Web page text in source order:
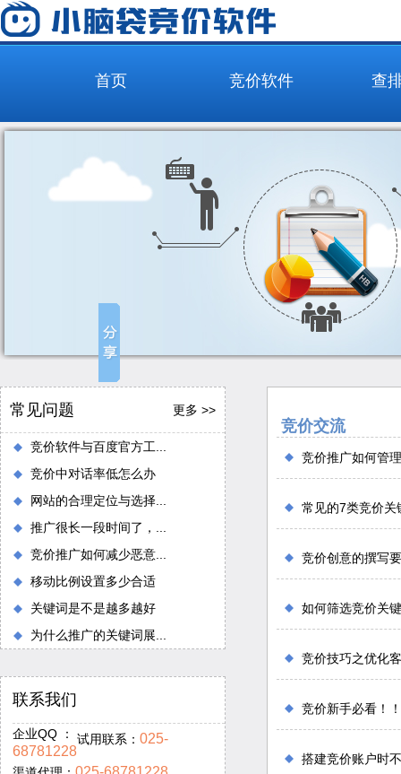
首页 竞价软件 查
常见问题 更多 >>
竞价软件与百度官方工...
竞价中对话率低怎么办
网站的合理定位与选择...
推广很长一段时间了，...
竞价推广如何减少恶意...
移动比例设置多少合适
关键词是不是越多越好
为什么推广的关键词展...
联系我们
企业QQ ： 试用联系： 025-
68781228
竞价交流
竞价推广如何管
常见的7类竞价关
竞价创意的撰写
如何筛选竞价关
竞价技巧之优化
竞价新手必看！
搭建竞价账户时